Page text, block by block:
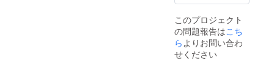
このプロジェクト
の問題報告はこち
ら よりお問い合わ
せください